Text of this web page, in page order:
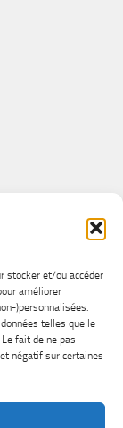
stocker et/ou accéder
améliorer
)personnalisées.
telles que le
fait de ne pas
négatif sur certaines